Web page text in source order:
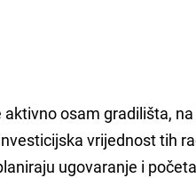
osam gradilišta,
vrijednost tih
ugovaranje i